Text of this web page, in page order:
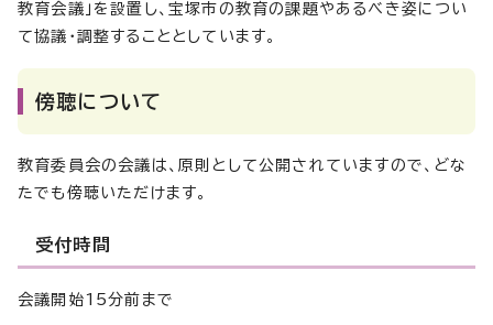
教育会議」を設置し、宝塚市の教育の課題やあるべき姿につい
て協議・調整することとしています。
傍聴について
教育委員会の会議は、原則として公開されていますので、どな
たでも傍聴いただけます。
受付時間
会議開始15分前まで